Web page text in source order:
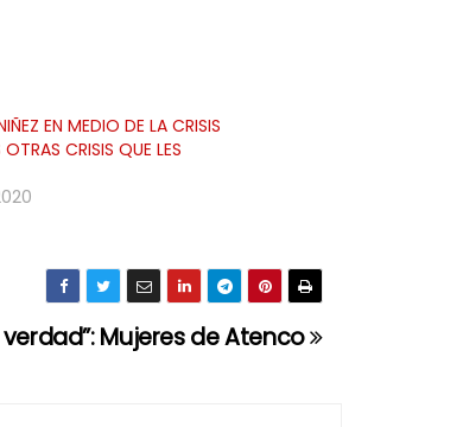
EN MEDIO DE LA CRISIS
CRISIS QUE LES
Mujeres de Atenco